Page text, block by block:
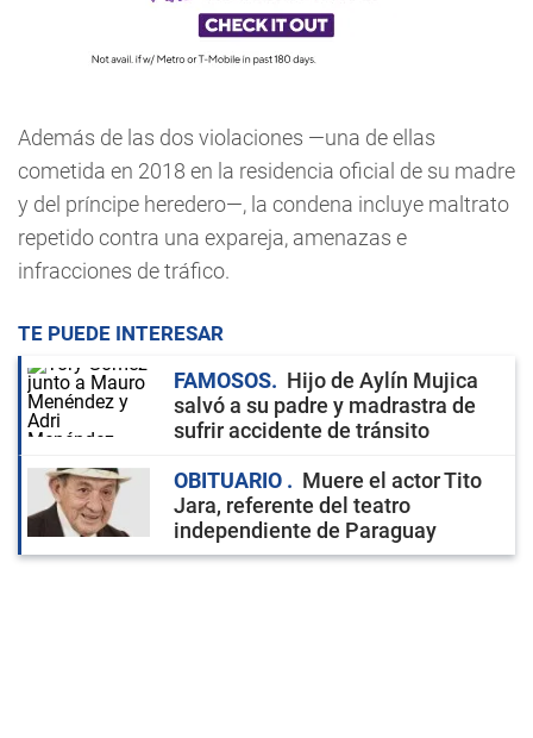
Además de las dos violaciones —una de ellas
cometida en 2018 en la residencia oficial de su madre
y del príncipe heredero—, la condena incluye maltrato
repetido contra una expareja, amenazas e
infracciones de tráfico.
TE PUEDE INTERESAR
FAMOSOS
Hijo de Aylín Mujica
salvó a su padre y madrastra de
sufrir accidente de tránsito
OBITUARIO
Muere el actor Tito
Jara, referente del teatro
independiente de Paraguay